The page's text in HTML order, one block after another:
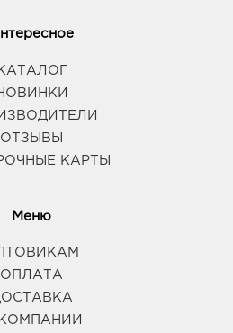
ОТЗЫВЫ
КАРТЫ
Меню
ОПЛАТА